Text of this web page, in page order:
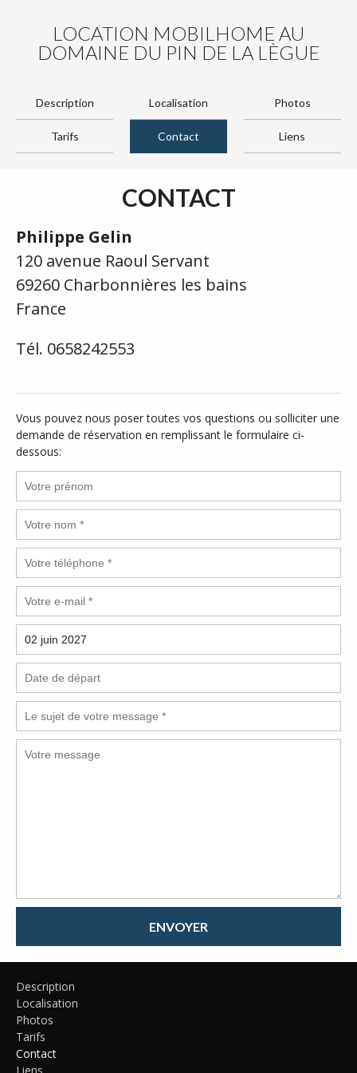
LOCATION MOBILHOME AU
DOMAINE DU PIN DE LA LÈGUE
Description Localisation Photos
Tarifs Contact Liens
CONTACT
Philippe Gelin
120 avenue Raoul Servant
69260 Charbonnières les bains
France
Tél. 0658242553
Vous pouvez nous poser toutes vos questions ou solliciter une
demande de réservation en remplissant le formulaire ci-
dessous:
ENVOYER
Description
Localisation
Photos
Tarifs
Contact